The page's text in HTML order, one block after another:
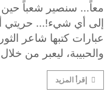
معاً... سنصير شعباً حين
إلى أي شيء!... حريتي
عبارات كتبها شاعر
والحبيبة، ليعبر من
إقرأ المزيد